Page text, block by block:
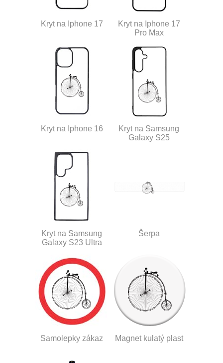
Kryt na Iphone 17
Kryt na Iphone 17
Pro Max
Kryt na Iphone 16
Kryt na Samsung
Galaxy S25
Kryt na Samsung
Galaxy S23 Ultra
Šerpa
Samolepky zákaz Magnet kulatý plast